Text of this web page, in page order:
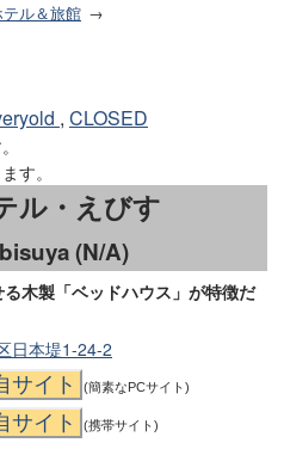
ル＆旅館
, CLOSED
す。
ル・えびす
(N/A)
木製「ベッドハウス」が特徴だ
日本堤1-24-2
サイト
(簡素なPCサイト)
サイト (携帯サイト)